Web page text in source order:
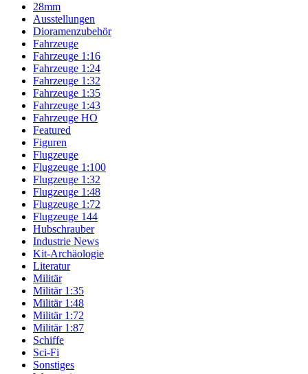
28mm
Ausstellungen
Dioramenzubehör
Fahrzeuge
Fahrzeuge 1:16
Fahrzeuge 1:24
Fahrzeuge 1:32
Fahrzeuge 1:35
Fahrzeuge 1:43
Fahrzeuge HO
Featured
Figuren
Flugzeuge
Flugzeuge 1:100
Flugzeuge 1:32
Flugzeuge 1:48
Flugzeuge 1:72
Flugzeuge 144
Hubschrauber
Industrie News
Kit-Archäologie
Literatur
Militär
Militär 1:35
Militär 1:48
Militär 1:72
Militär 1:87
Schiffe
Sci-Fi
Sonstiges